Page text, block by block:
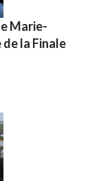
Marie-
de la Finale